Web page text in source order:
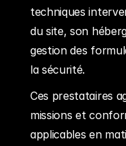
techniques
du site, son
gestion des
la sécurité.
Ces prestataires
missions et
applicables en